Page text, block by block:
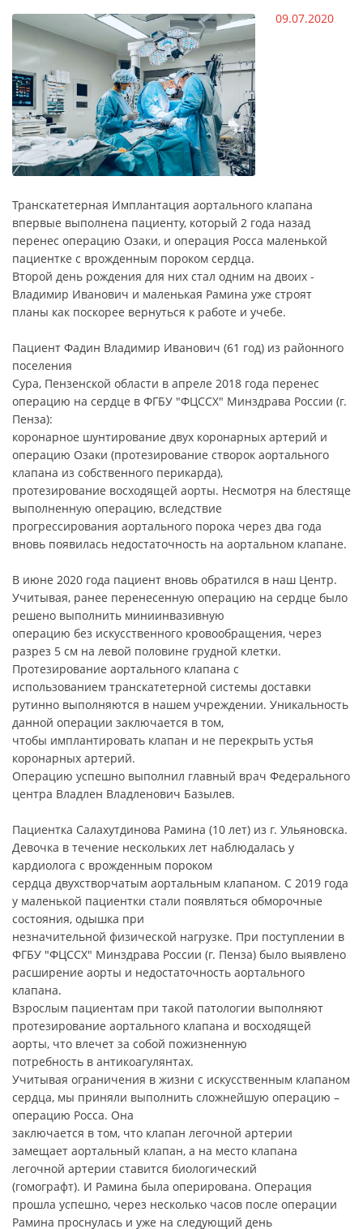
09.07.2020
Транскатетерная Имплантация аортального клапана
впервые выполнена пациенту, который 2 года назад
перенес операцию Озаки, и операция Росса маленькой
пациентке с врожденным пороком сердца.
Второй день рождения для них стал одним на двоих -
Владимир Иванович и маленькая Рамина уже строят
планы как поскорее вернуться к работе и учебе.
Пациент Фадин Владимир Иванович (61 год) из районного
поселения
Сура, Пензенской области в апреле 2018 года перенес
операцию на сердце в ФГБУ "ФЦССХ" Минздрава России (г.
Пенза):
коронарное шунтирование двух коронарных артерий и
операцию Озаки (протезирование створок аортального
клапана из собственного перикарда),
протезирование восходящей аорты. Несмотря на блестяще
выполненную операцию, вследствие
прогрессирования аортального порока через два года
вновь появилась недостаточность на аортальном клапане.
В июне 2020 года пациент вновь обратился в наш Центр.
Учитывая, ранее перенесенную операцию на сердце было
решено выполнить миниинвазивную
операцию без искусственного кровообращения, через
разрез 5 см на левой половине грудной клетки.
Протезирование аортального клапана с
использованием транскатетерной системы доставки
рутинно выполняются в нашем учреждении. Уникальность
данной операции заключается в том,
чтобы имплантировать клапан и не перекрыть устья
коронарных артерий.
Операцию успешно выполнил главный врач Федерального
центра Владлен Владленович Базылев.
Пациентка Салахутдинова Рамина (10 лет) из г. Ульяновска.
Девочка в течение нескольких лет наблюдалась у
кардиолога с врожденным пороком
сердца двухстворчатым аортальным клапаном. С 2019 года
у маленькой пациентки стали появляться обморочные
состояния, одышка при
незначительной физической нагрузке. При поступлении в
ФГБУ "ФЦССХ" Минздрава России (г. Пенза) было выявлено
расширение аорты и недостаточность аортального
клапана.
Взрослым пациентам при такой патологии выполняют
протезирование аортального клапана и восходящей
аорты, что влечет за собой пожизненную
потребность в антикоагулянтах.
Учитывая ограничения в жизни с искусственным клапаном
сердца, мы приняли выполнить сложнейшую операцию –
операцию Росса. Она
заключается в том, что клапан легочной артерии
замещает аортальный клапан, а на место клапана
легочной артерии ставится биологический
(гомографт). И Рамина была оперирована. Операция
прошла успешно, через несколько часов после операции
Рамина проснулась и уже на следующий день